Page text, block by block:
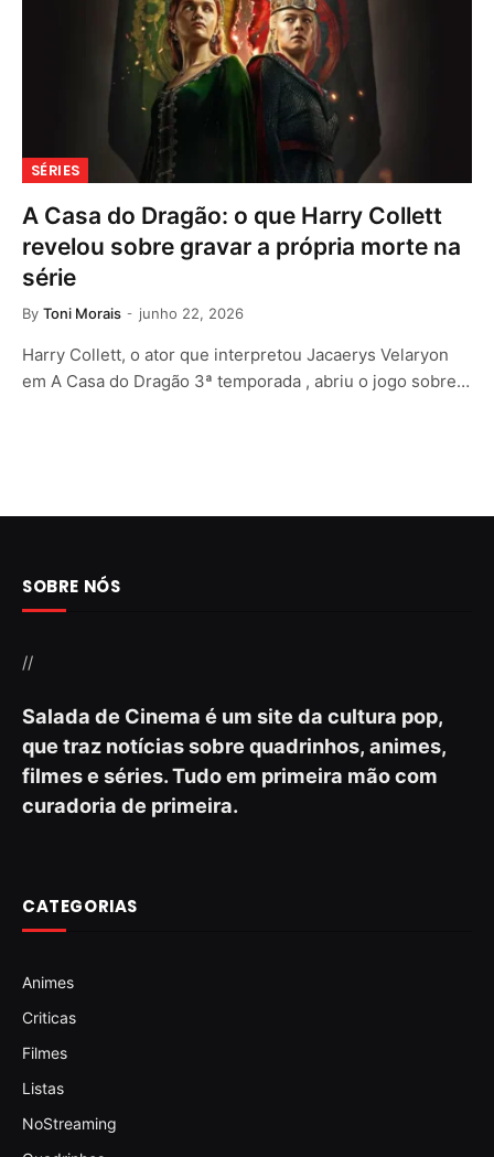
SÉRIES
A Casa do Dragão: o que Harry Collett
revelou sobre gravar a própria morte na
série
By Toni Morais junho 22, 2026
Harry Collett, o ator que interpretou Jacaerys Velaryon
em A Casa do Dragão 3ª temporada , abriu o jogo sobre…
SOBRE NÓS
//
Salada de Cinema é um site da cultura pop,
que traz notícias sobre quadrinhos, animes,
filmes e séries. Tudo em primeira mão com
curadoria de primeira.
CATEGORIAS
Animes
Criticas
Filmes
Listas
NoStreaming